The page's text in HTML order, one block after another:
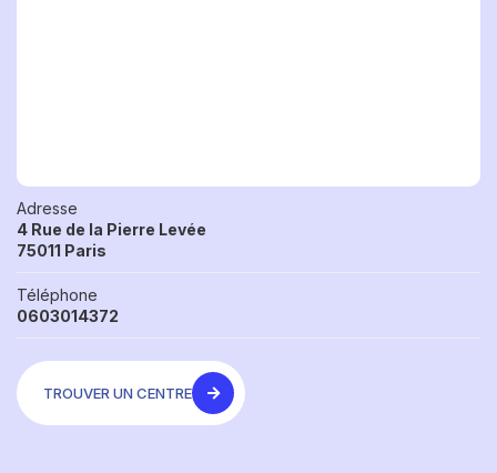
Adresse
4 Rue de la Pierre Levée
75011 Paris
Téléphone
0603014372
TROUVER UN CENTRE